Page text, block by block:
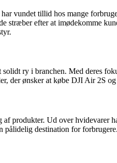
vundet tillid hos mange
stræber efter at imødekomme
ry i branchen. Med deres
der ønsker at købe DJI Air 2S
produkter. Ud over hvidevarer
pålidelig destination for